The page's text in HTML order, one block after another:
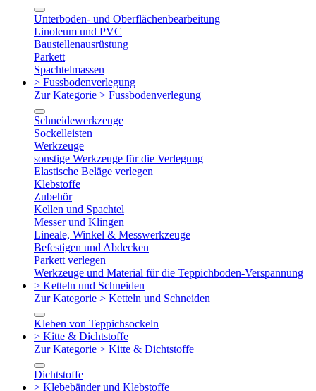
Unterboden- und Oberflächenbearbeitung
Linoleum und PVC
Baustellenausrüstung
Parkett
Spachtelmassen
> Fussbodenverlegung
Zur Kategorie > Fussbodenverlegung
Schneidewerkzeuge
Sockelleisten
Werkzeuge
sonstige Werkzeuge für die Verlegung
Elastische Beläge verlegen
Klebstoffe
Zubehör
Kellen und Spachtel
Messer und Klingen
Lineale, Winkel & Messwerkzeuge
Befestigen und Abdecken
Parkett verlegen
Werkzeuge und Material für die Teppichboden-Verspannung
> Ketteln und Schneiden
Zur Kategorie > Ketteln und Schneiden
Kleben von Teppichsockeln
> Kitte & Dichtstoffe
Zur Kategorie > Kitte & Dichtstoffe
Dichtstoffe
> Klebebänder und Klebstoffe